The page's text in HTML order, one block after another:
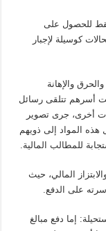
للحصول على
كوسيلة لإجبار
والإهانة
أسرهم تتلقى رسائل
أخرى، جرى تصوير
هذه المواد إلى ذويهم
للمطالب المالية.
المالي، حيث
على الدفع.
إما دفع مبالغ